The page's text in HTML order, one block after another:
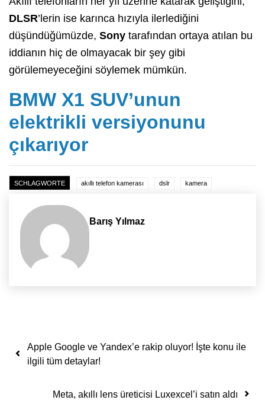
DLSR’lerin ise karınca hızıyla ilerlediğini
düşündüğümüzde, Sony tarafından ortaya atılan bu
iddianın hiç de olmayacak bir şey gibi
görülemeyeceğini söylemek mümkün.
BMW X1 SUV’unun
elektrikli versiyonunu
çıkarıyor
SCHLAGWORTE akıllı telefon kamerası dslr kamera
Barış Yılmaz
Yazı dolaşımı
Apple Google ve Yandex’e rakip oluyor! İşte konu ile
ilgili tüm detaylar!
Meta, akıllı lens üreticisi Luxexcel’i satın aldı